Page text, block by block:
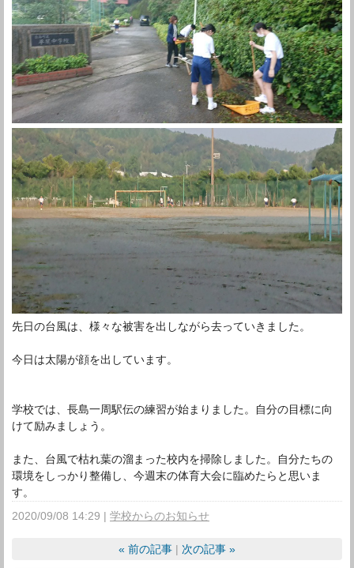
先日の台風は、様々な被害を出しながら去っていきました。
今日は太陽が顔を出しています。
学校では、長島一周駅伝の練習が始まりました。自分の目標に向
けて励みましょう。
また、台風で枯れ葉の溜まった校内を掃除しました。自分たちの
環境をしっかり整備し、今週末の体育大会に臨めたらと思いま
す。
2020/09/08 14:29
学校からのお知らせ
« 前の記事 次の記事 »